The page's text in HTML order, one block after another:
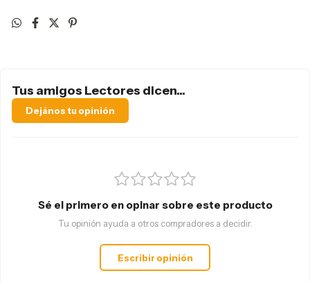
Tus amigos Lectores dicen...
Dejános tu opinión
Sé el primero en opinar sobre este producto
Tu opinión ayuda a otros compradores a decidir.
Escribir opinión